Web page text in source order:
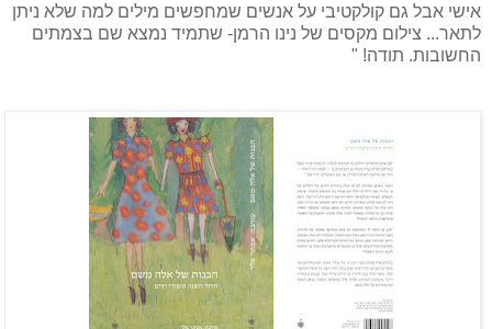
אישי אבל גם קולקטיבי על אנשים שמחפשים מילים למה שלא ניתן
לתאר... צילום מקסים של נינו הרמן- שתמיד נמצא שם בצמתים
החשובות. תודה! "